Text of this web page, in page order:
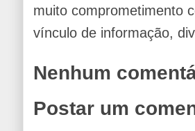
muito comprometimento
vínculo de informação,
Nenhum
Postar um